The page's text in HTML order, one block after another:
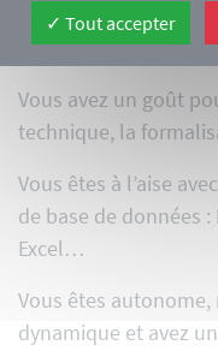
qu’une
constituent un réel
Vous avez un goût
technique, la
Vous êtes à l’aise
de base de données
Excel…
Vous êtes
dynamique et avez
Tout accepter